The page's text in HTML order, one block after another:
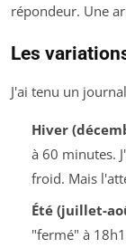
répondeur. Une
Les
J'ai tenu un
Hiver
à 60 minutes.
froid. Mais
Été (juillet-
"fermé" à